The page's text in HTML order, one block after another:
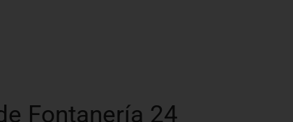
Fontanería 24